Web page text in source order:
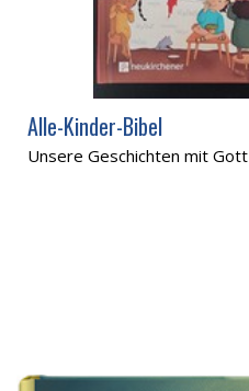
Alle-Kinder-Bibel
Unsere Geschichten mit Gott